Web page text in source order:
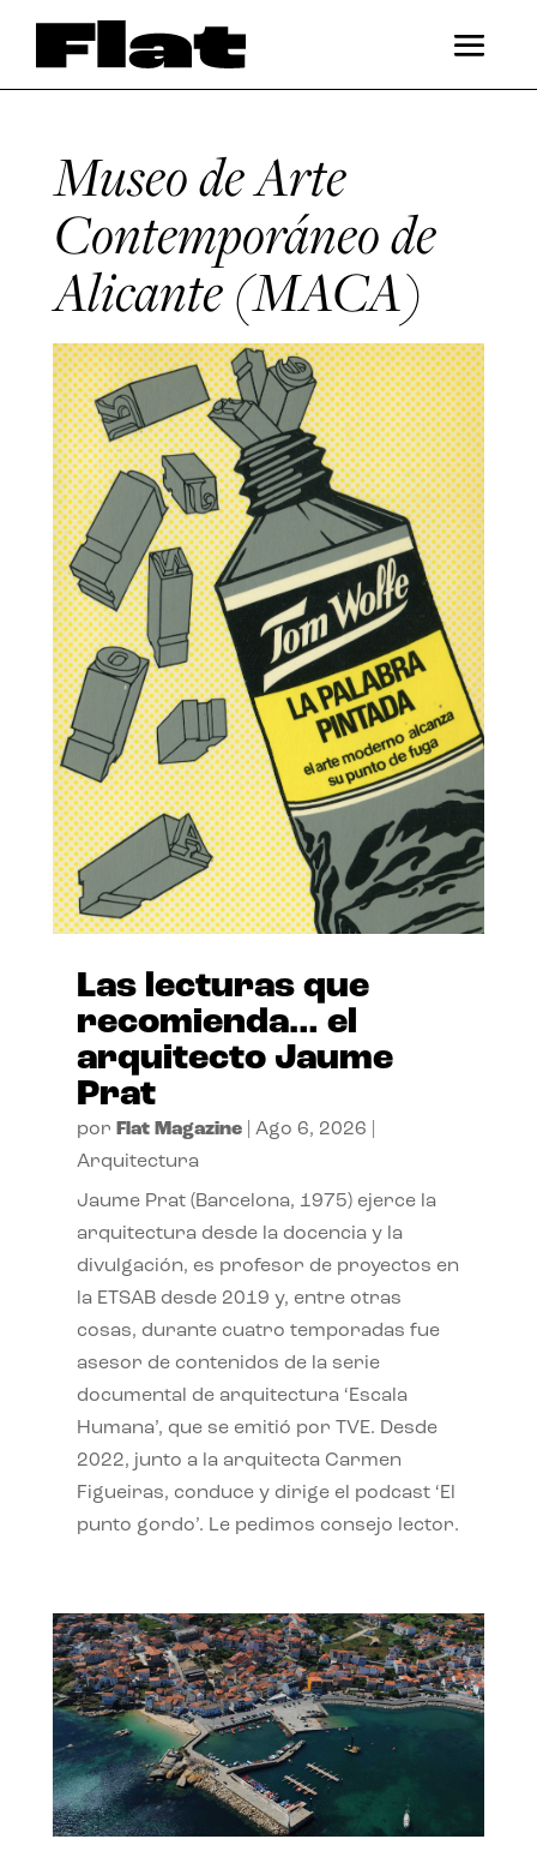
Museo de Arte
Contemporáneo de
Alicante (MACA)
Las lecturas que
recomienda… el
arquitecto Jaume
Prat
por Flat Magazine| Ago 6, 2026
Arquitectura
Jaume Prat (Barcelona, 1975) ejerce la
arquitectura desde la docencia y la
divulgación, es profesor de proyectos en
la ETSAB desde 2019 y, entre otras
cosas, durante cuatro temporadas fue
asesor de contenidos de la serie
documental de arquitectura ‘Escala
Humana’, que se emitió por TVE. Desde
2022, junto a la arquitecta Carmen
Figueiras, conduce y dirige el podcast ‘El
punto gordo’. Le pedimos consejo lector.